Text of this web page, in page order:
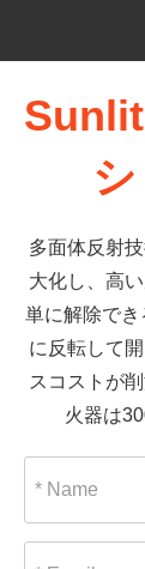
多面体反射
大化し、高
単に解除で
に反転して
スコストが
火器は